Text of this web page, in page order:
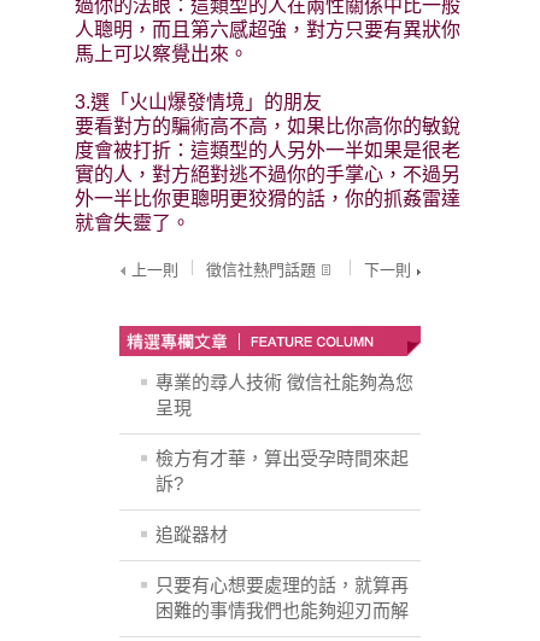
過你的法眼：這類型的人在兩性關係中比一般
人聰明，而且第六感超強，對方只要有異狀你
馬上可以察覺出來。
3.選「火山爆發情境」的朋友
要看對方的騙術高不高，如果比你高你的敏銳
度會被打折：這類型的人另外一半如果是很老
實的人，對方絕對逃不過你的手掌心，不過另
外一半比你更聰明更狡猾的話，你的抓姦雷達
就會失靈了。
上一則 徵信社熱門話題 下一則
專業的尋人技術 徵信社能夠為您
呈現
檢方有才華，算出受孕時間來起
訴?
追蹤器材
只要有心想要處理的話，就算再
困難的事情我們也能夠迎刃而解